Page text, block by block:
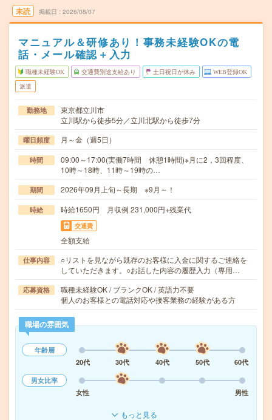
未読 掲載日 2026/08/07
マニュアル＆研修あり！事務未経験OKの電
話・メール確認＋入力
職種未経験OK 交通費別途支給あり 土日祝日が休み WEB登録OK
派遣
勤務地
東京都立川市
立川駅から徒歩5分／立川北駅から徒歩7分
曜日頻度 月～金（週5日）
時間
09:00～17:00(実働7時間 休憩1時間)※月に2，3回程度、
10時～18時、11時～19時の…
期間 2026年09月上旬～長期 ※9月～！
時給 時給1650円 月収例 231,000円+残業代
交通費
全額支給
仕事内容
○リストを見ながら既存のお客様に入金に関するご連絡を
していただきます。○お話した内容の履歴入力（専用…
応募資格
職種未経験OK / ブランクOK / 英語力不要
個人のお客様との電話対応や接客業務の経験がある方
職場の雰囲気
年齢層
20代
30代 40代 50代
60代
男女比率
女性
男性
もっと見る